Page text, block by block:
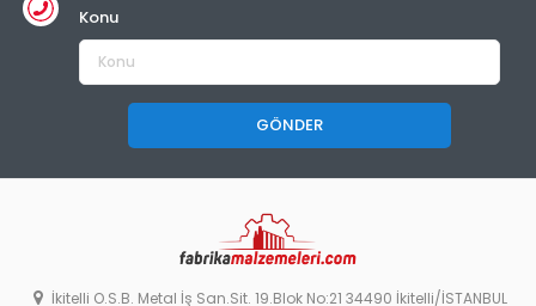
Konu
GÖNDER
İkitelli O.S.B. Metal İş San.Sit. 19.Blok No:21 34490 İkitelli/İSTANBUL